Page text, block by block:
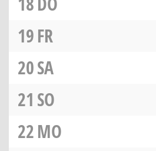
19FR
20SA
21 SO
22MO